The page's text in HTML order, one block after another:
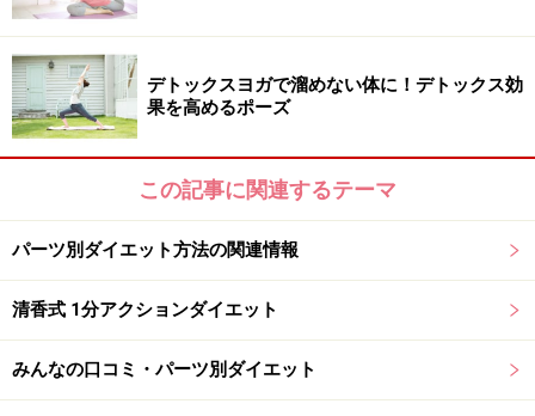
では、股関節のエクササイズからスタート。カラダの歪
みの原因の1つに股関節周りの筋肉が硬くなり、可動域
い股関節まわりや太ももの内側などをゆっくり時間をか
けて伸ばして歪みを調整してあげましょう。この部分、
実はリンパも溜まりやすい箇所なので、しっかりほぐす
とムクミや冷えを解消できます。
開脚で歪みを正し、ウエストを引き締め
デトックスヨガで溜めない体に！デトックス効
果を高めるポーズ
この記事に関連するテーマ
パーツ別ダイエット方法の関連情報
清香式 1分アクションダイエット
みんなの口コミ・パーツ別ダイエット